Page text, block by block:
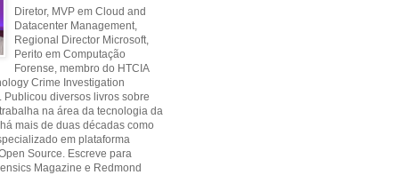
Diretor, MVP em Cloud and
Datacenter Management,
Regional Director Microsoft,
Perito em Computação
Forense, membro do HTCIA
Crime Investigation
Publicou diversos livros sobre
na área da tecnologia da
mais de duas décadas como
em plataforma
Source. Escreve para
Magazine e Redmond